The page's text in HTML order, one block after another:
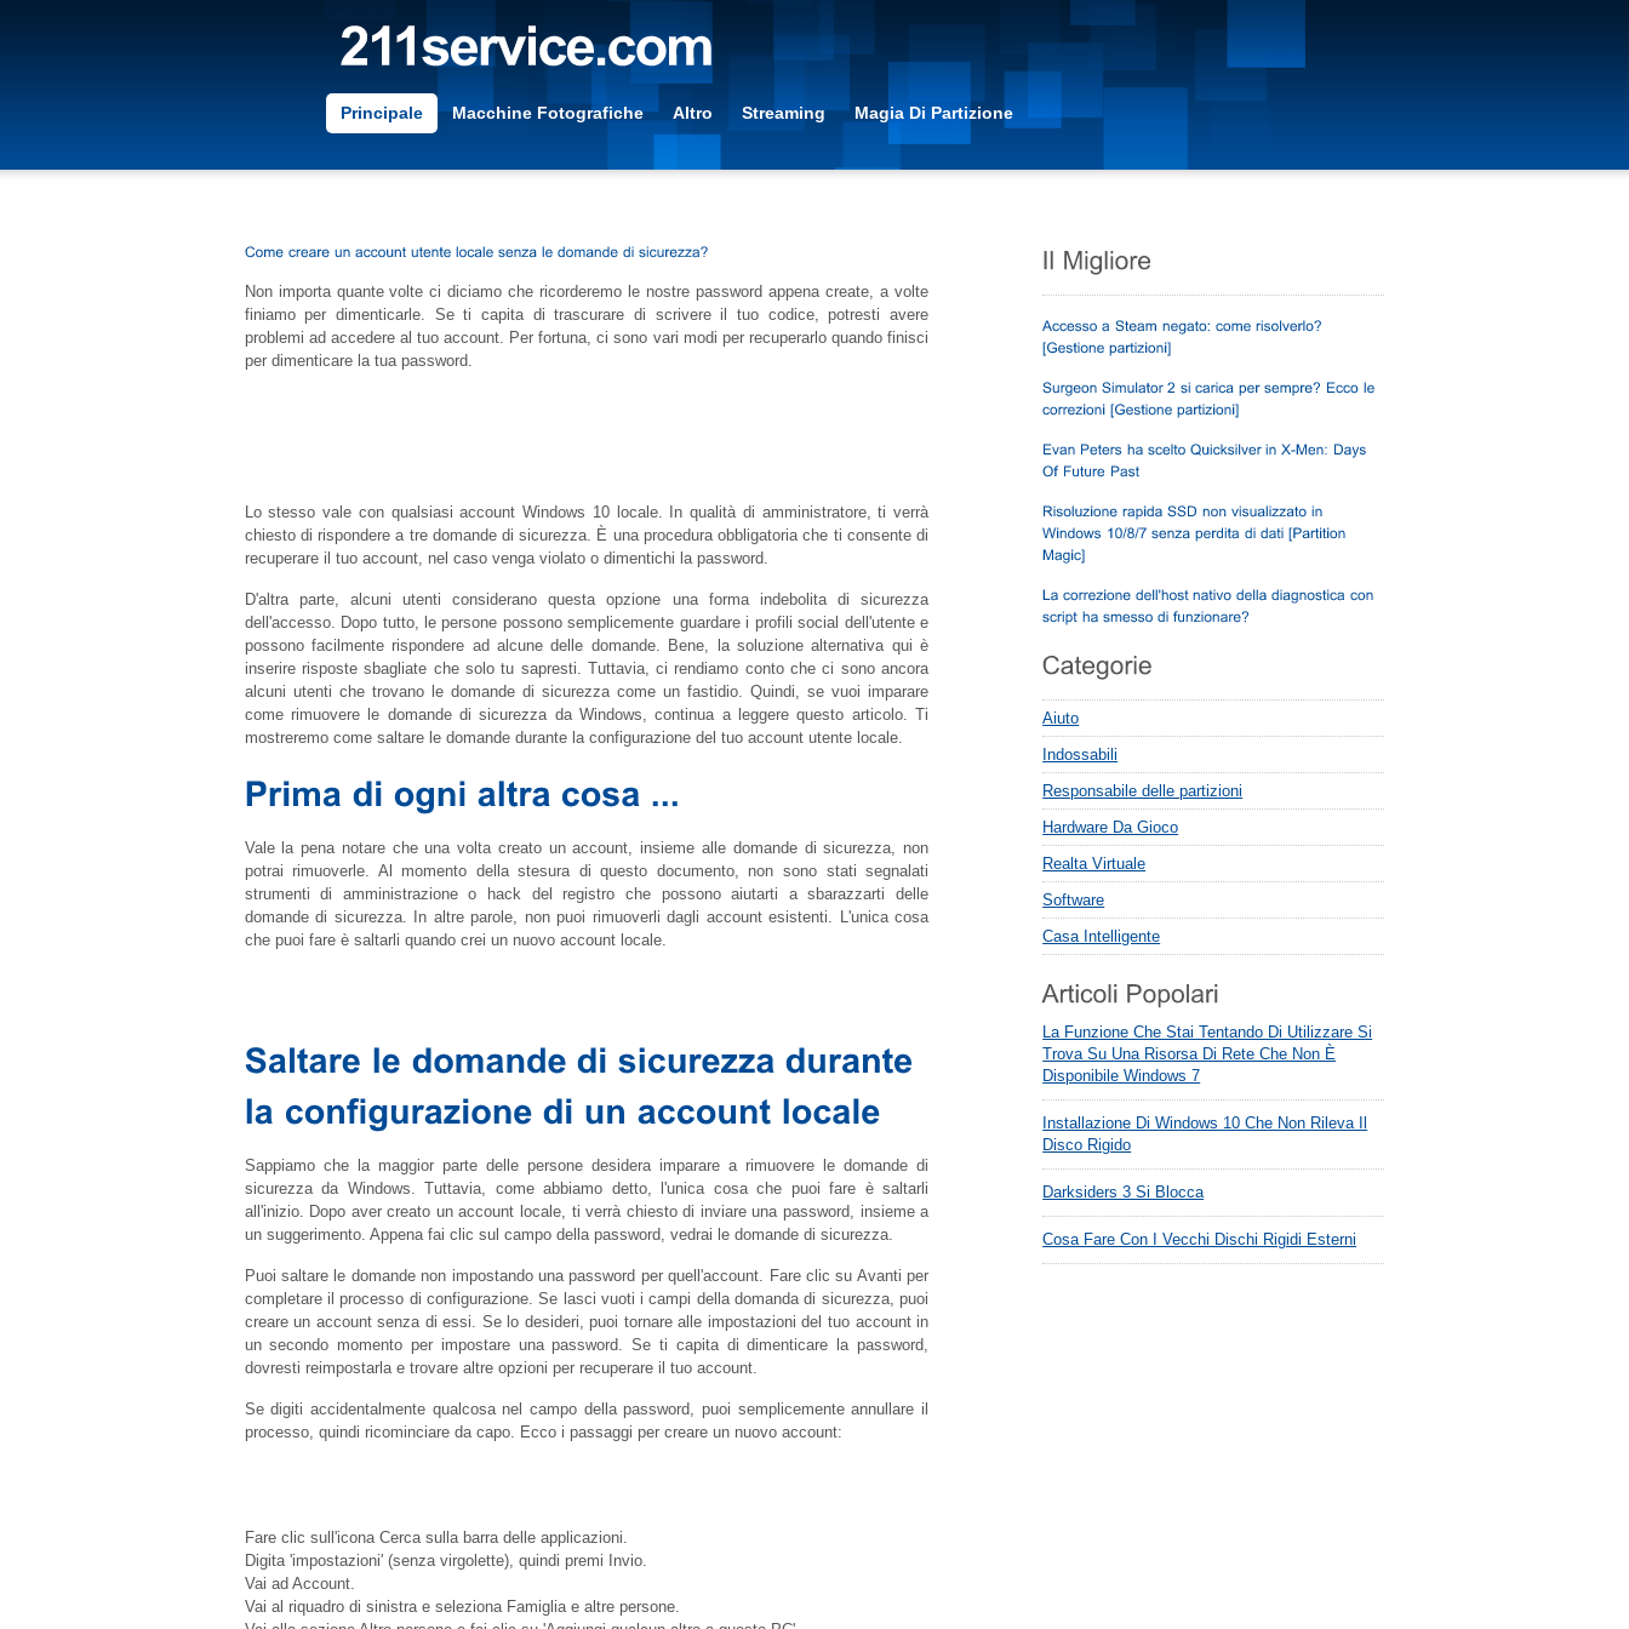
Principale Macchine Fotografiche Altro Streaming Magia Di Partizione
Non importa quante volte ci diciamo che ricorderemo le nostre password appena create, a volte
finiamo per dimenticarle. Se ti capita di trascurare di scrivere il tuo codice, potresti avere
problemi ad accedere al tuo account. Per fortuna, ci sono vari modi per recuperarlo quando finisci
per dimenticare la tua password.
Lo stesso vale con qualsiasi account Windows 10 locale. In qualità di amministratore, ti verrà
chiesto di rispondere a tre domande di sicurezza. È una procedura obbligatoria che ti consente di
recuperare il tuo account, nel caso venga violato o dimentichi la password.
D'altra parte, alcuni utenti considerano questa opzione una forma indebolita di sicurezza
dell'accesso. Dopo tutto, le persone possono semplicemente guardare i profili social dell'utente e
possono facilmente rispondere ad alcune delle domande. Bene, la soluzione alternativa qui è
inserire risposte sbagliate che solo tu sapresti. Tuttavia, ci rendiamo conto che ci sono ancora
alcuni utenti che trovano le domande di sicurezza come un fastidio. Quindi, se vuoi imparare
come rimuovere le domande di sicurezza da Windows, continua a leggere questo articolo. Ti
mostreremo come saltare le domande durante la configurazione del tuo account utente locale.
Vale la pena notare che una volta creato un account, insieme alle domande di sicurezza, non
potrai rimuoverle. Al momento della stesura di questo documento, non sono stati segnalati
strumenti di amministrazione o hack del registro che possono aiutarti a sbarazzarti delle
domande di sicurezza. In altre parole, non puoi rimuoverli dagli account esistenti. L'unica cosa
che puoi fare è saltarli quando crei un nuovo account locale.
Sappiamo che la maggior parte delle persone desidera imparare a rimuovere le domande di
sicurezza da Windows. Tuttavia, come abbiamo detto, l'unica cosa che puoi fare è saltarli
all'inizio. Dopo aver creato un account locale, ti verrà chiesto di inviare una password, insieme a
un suggerimento. Appena fai clic sul campo della password, vedrai le domande di sicurezza.
Puoi saltare le domande non impostando una password per quell'account. Fare clic su Avanti per
completare il processo di configurazione. Se lasci vuoti i campi della domanda di sicurezza, puoi
creare un account senza di essi. Se lo desideri, puoi tornare alle impostazioni del tuo account in
un secondo momento per impostare una password. Se ti capita di dimenticare la password,
dovresti reimpostarla e trovare altre opzioni per recuperare il tuo account.
Se digiti accidentalmente qualcosa nel campo della password, puoi semplicemente annullare il
processo, quindi ricominciare da capo. Ecco i passaggi per creare un nuovo account:
Fare clic sull'icona Cerca sulla barra delle applicazioni.
Digita 'impostazioni' (senza virgolette), quindi premi Invio.
Vai ad Account.
Vai al riquadro di sinistra e seleziona Famiglia e altre persone.
Aiuto
Indossabili
Responsabile delle partizioni
Hardware Da Gioco
Realta Virtuale
Software
Casa Intelligente
La Funzione Che Stai Tentando Di Utilizzare Si
Trova Su Una Risorsa Di Rete Che Non È
Disponibile Windows 7
Installazione Di Windows 10 Che Non Rileva Il
Disco Rigido
Darksiders 3 Si Blocca
Cosa Fare Con I Vecchi Dischi Rigidi Esterni